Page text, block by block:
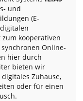
und
(E-
kooperativen
Online-
hier durch
bieten wir
Zuhause,
oder für einen